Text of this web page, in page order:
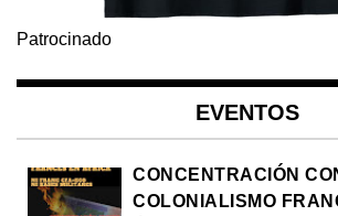
Patrocinado
EVENTOS
CONCENTRACIÓN
COLONIALISMO